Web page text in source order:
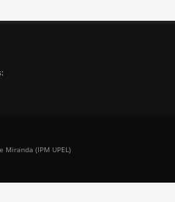
(IPM UPEL)